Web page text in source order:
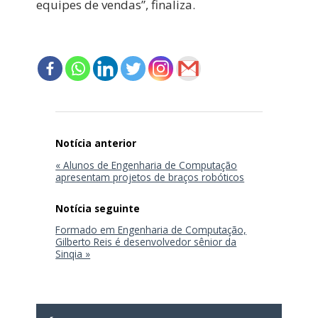
equipes de vendas”, finaliza.
de
Post
« Alunos de Engenharia de Computação
apresentam projetos de braços robóticos
Formado em Engenharia de Computação,
Gilberto Reis é desenvolvedor sênior da
Sinqia »